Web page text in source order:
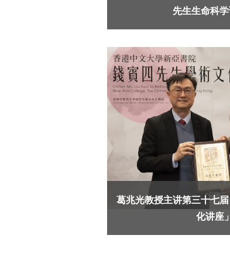
先生生命科学
葛兆光教授主讲第三十七
化讲座」